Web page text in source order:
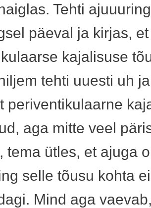
Tehti ajuuuring
päeval ja kirjas,
kajalisuse
tehti uuesti uh
periventikulaarne
aga mitte veel
tema ütles, et ajuga
selle tõusu kohta
Mind aga